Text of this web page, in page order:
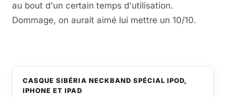
au bout d'un certain temps d'utilisation.
Dommage, on aurait aimé lui mettre un 10/10.
CASQUE SIBÉRIA NECKBAND SPÉCIAL IPOD,
IPHONE ET IPAD